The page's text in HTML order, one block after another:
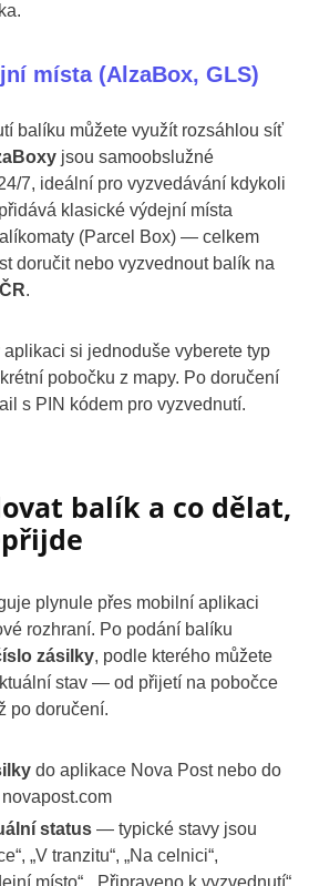
místa (AlzaBox, GLS)
balíku můžete využít rozsáhlou síť
jsou samoobslužné
7, ideální pro vyzvedávání kdykoli
přidává klasické výdejní místa
(Parcel Box) — celkem
doručit nebo vyzvednout balík na
.
si jednoduše vyberete typ
pobočku z mapy. Po doručení
s PIN kódem pro vyzvednutí.
balík a co dělat,
plynule přes mobilní aplikaci
rozhraní. Po podání balíku
zásilky, podle kterého můžete
stav — od přijetí na pobočce
po doručení.
do aplikace Nova Post nebo do
status — typické stavy jsou
„V tranzitu“, „Na celnici“,
místo“, „Připraveno k vyzvednutí“